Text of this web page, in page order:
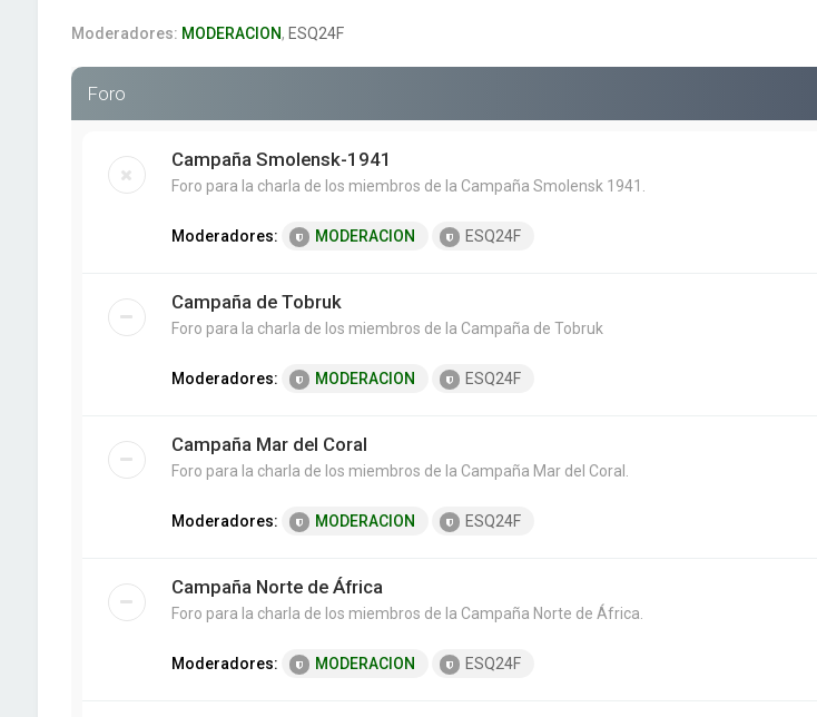
Moderadores: MODERACION, ESQ24F
Foro
Campaña Smolensk-1941
Foro para la charla de los miembros de la Campaña Smolensk 1941.
Moderadores: MODERACION ESQ24F
Campaña de Tobruk
Foro para la charla de los miembros de la Campaña de Tobruk
Moderadores: MODERACION ESQ24F
Campaña Mar del Coral
Foro para la charla de los miembros de la Campaña Mar del Coral.
Moderadores: MODERACION ESQ24F
Campaña Norte de África
Foro para la charla de los miembros de la Campaña Norte de África.
Moderadores: MODERACION ESQ24F